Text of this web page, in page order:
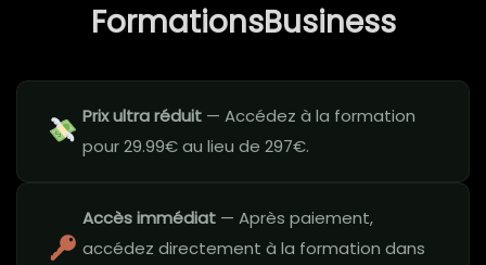
FormationsBusiness
Prix ultra réduit — Accédez à la formation
pour 29.99€ au lieu de 297€.
Accès immédiat — Après paiement,
accédez directement à la formation dans